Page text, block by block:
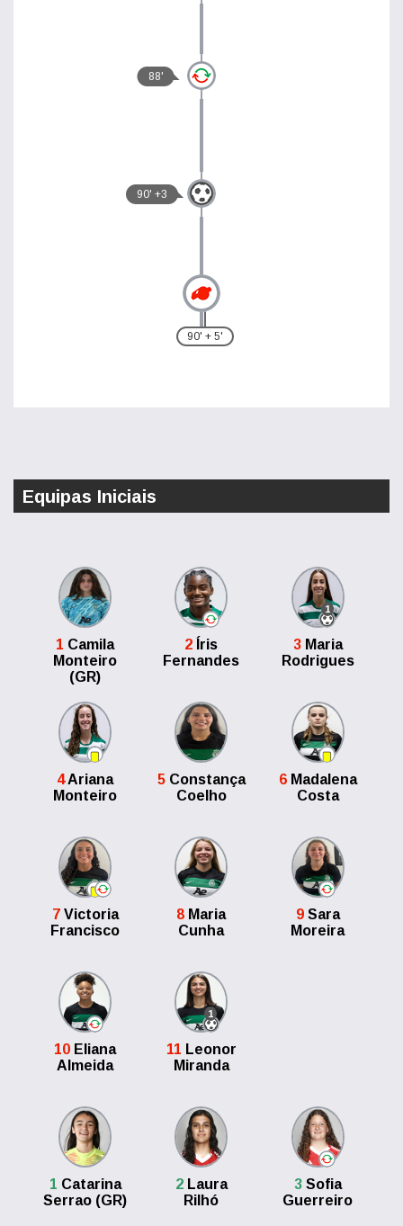
88'
90' +3
90' + 5'
Equipas Iniciais
1 Camila
Monteiro
(GR)
2 Íris
Fernandes
1
3Maria
Rodrigues
4Ariana
Monteiro
5Constança
Coelho
6Madalena
Costa
7Victoria
Francisco
8 Maria
Cunha
9Sara
Moreira
10 Eliana
Almeida
1
11 Leonor
Miranda
1 Catarina
Serrao (GR)
2Laura
Rilhó
3Sofia
Guerreiro